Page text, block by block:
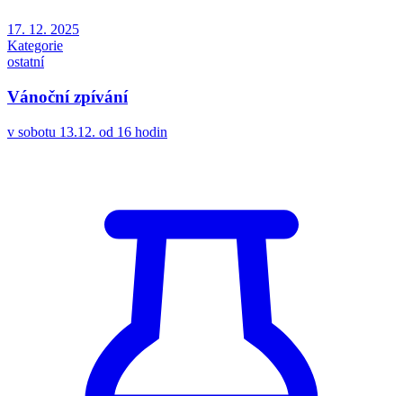
17. 12. 2025
Kategorie
ostatní
Vánoční zpívání
v sobotu 13.12. od 16 hodin